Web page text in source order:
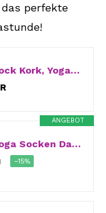
perfekte
VonBueren Yoga Block Kork, Yoga Block 2er Set, 22 x 12 x 7,5 cm, Yogablock
ANGEBOT
ILovDaisy Pilates Yoga Socken Damen 39-42, Stoppersocken Rutschfeste Socken
−15%